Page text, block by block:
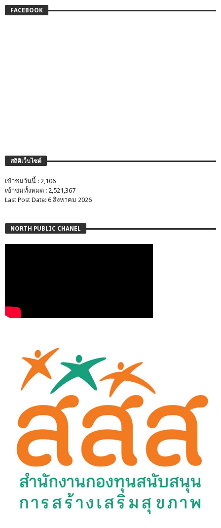
FACEBOOK
สถิติเว็บไซต์
เข้าชมวันนี้ : 2,106
เข้าชมทั้งหมด : 2,521,367
Last Post Date: 6 สิงหาคม 2026
NORTH PUBLIC CHANEL